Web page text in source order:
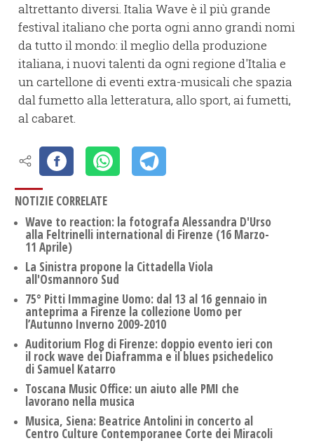
altrettanto diversi. Italia Wave è il più grande
festival italiano che porta ogni anno grandi nomi
da tutto il mondo: il meglio della produzione
italiana, i nuovi talenti da ogni regione d'Italia e
un cartellone di eventi extra-musicali che spazia
dal fumetto alla letteratura, allo sport, ai fumetti,
al cabaret.
NOTIZIE CORRELATE
Wave to reaction: la fotografa Alessandra D'Urso
alla Feltrinelli international di Firenze (16 Marzo-
11 Aprile)
La Sinistra propone la Cittadella Viola
all'Osmannoro Sud
75° Pitti Immagine Uomo: dal 13 al 16 gennaio in
anteprima a Firenze la collezione Uomo per
l’Autunno Inverno 2009-2010
Auditorium Flog di Firenze: doppio evento ieri con
il rock wave dei Diaframma e il blues psichedelico
di Samuel Katarro
Toscana Music Office: un aiuto alle PMI che
lavorano nella musica
Musica, Siena: Beatrice Antolini in concerto al
Centro Culture Contemporanee Corte dei Miracoli